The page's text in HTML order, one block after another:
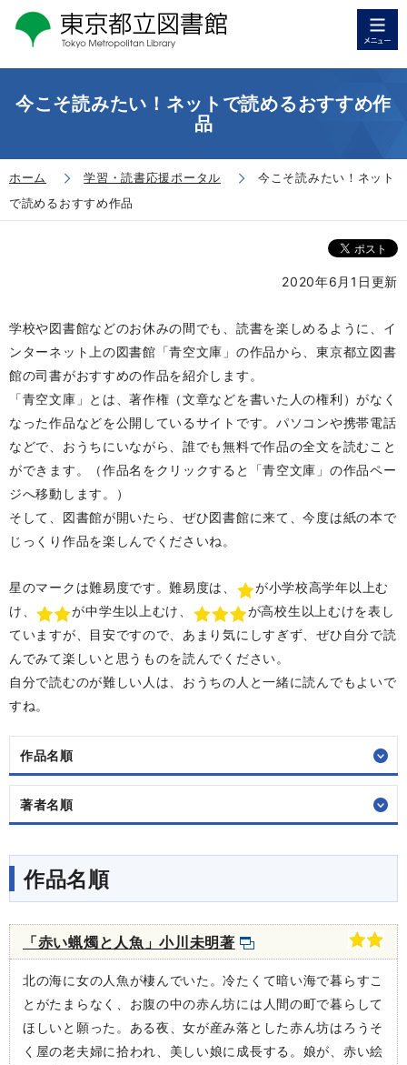
今こそ読みたい！ネットで読めるおすすめ作
品
ホーム 学習・読書応援ポータル
今こそ読みたい！ネット
で読めるおすすめ作品
2020年6月1日更新
学校や図書館などのお休みの間でも、読書を楽しめるように、イ
ンターネット上の図書館「青空文庫」の作品から、東京都立図書
館の司書がおすすめの作品を紹介します。
「青空文庫」とは、著作権（文章などを書いた人の権利）がなく
なった作品などを公開しているサイトです。パソコンや携帯電話
などで、おうちにいながら、誰でも無料で作品の全文を読むこと
ができます。（作品名をクリックすると「青空文庫」の作品ペー
ジへ移動します。）
そして、図書館が開いたら、ぜひ図書館に来て、今度は紙の本で
じっくり作品を楽しんでくださいね。
星のマークは難易度です。難易度は、
が小学校高学年以上む
け、
が中学生以上むけ、
が高校生以上むけを表し
ていますが、目安ですので、あまり気にしすぎず、ぜひ自分で読
んでみて楽しいと思うものを読んでください。
自分で読むのが難しい人は、おうちの人と一緒に読んでもよいで
すね。
作品名順
著者名順
作品名順
「赤い蝋燭と人魚」小川未明著
北の海に女の人魚が棲んでいた。冷たくて暗い海で暮らすこ
とがたまらなく、お腹の中の赤ん坊には人間の町で暮らして
ほしいと願った。ある夜、女が産み落とした赤ん坊はろうそ
く屋の老夫婦に拾われ、美しい娘に成長する。娘が、赤い絵